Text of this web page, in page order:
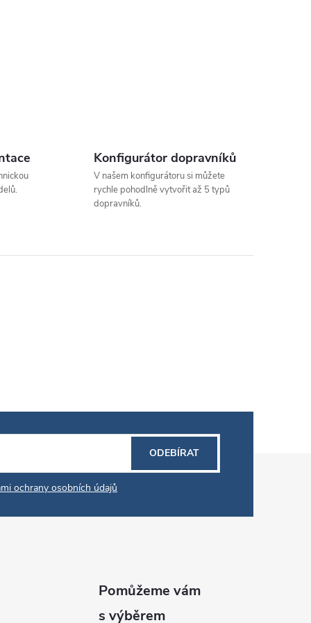
Konfigurátor dopravníků
V našem konfigurátoru si můžete
rychle pohodlně vytvořit až 5 typů
dopravníků.
ochrany osobních údajů
ODEBÍRAT